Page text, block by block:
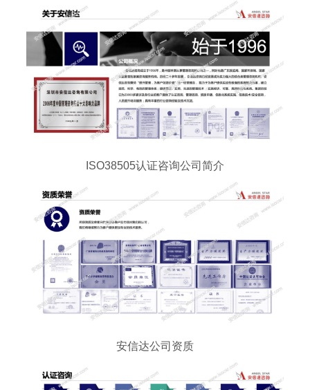
ISO38505认证咨询公司简介
安信达公司资质